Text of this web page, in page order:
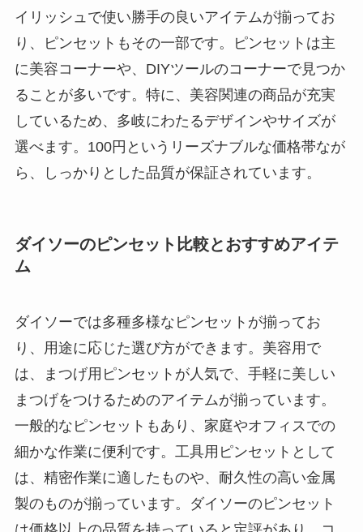
イリッシュで使い勝手の良いアイテムが揃ってお
り、ピンセットもその一部です。ピンセットは主
に美容コーナーや、DIYツールのコーナーで見つか
ることが多いです。特に、美容関連の商品が充実
しているため、多岐にわたるデザインやサイズが
選べます。100円というリーズナブルな価格帯なが
ら、しっかりとした品質が保証されています。
ダイソーのピンセット比較とおすすめアイテ
ム
ダイソーでは多種多様なピンセットが揃ってお
り、用途に応じた選び方ができます。美容用で
は、まつげ用ピンセットが人気で、手軽に美しい
まつげをつけるためのアイテムが揃っています。
一般的なピンセットもあり、家庭やオフィスでの
細かな作業に便利です。工具用ピンセットとして
は、精密作業に適したものや、耐久性の高い金属
製のものが揃っています。ダイソーのピンセット